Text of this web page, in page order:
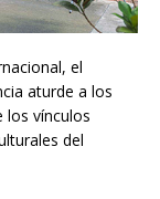
el
aturde a los
los vínculos
del